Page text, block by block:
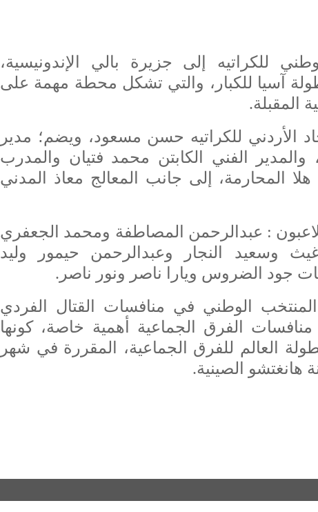
للكراتيه إلى جزيرة بالي الإندونيسية،
آسيا للكبار، والتي تشكل محطة مهمة على
المقبلة.
الأردني للكراتيه حسن مسعود، ويضم؛ مدير
الفني الكابتن محمد فتيان والمدرب
المحارمة، إلى جانب المعالج معاذ المدني
: عبدالرحمن المصاطفة ومحمد الجعفري
وسعيد النجار وعبدالرحمن حيمور وليد
جود الضروس ويارا ناصر ونور ناصر.
الوطني في منافسات القتال الفردي
الفرق الجماعية أهمية خاصة، كونها
العالم للفرق الجماعية، المقررة في شهر
هانغتشو الصينية.